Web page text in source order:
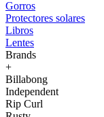
Gorros
Protectores solares
Libros
Lentes
Brands
+
Billabong
Independent
Rip Curl